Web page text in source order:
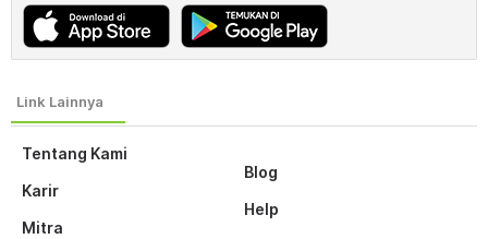
Tentang Kami
Karir
Mitra
Blog
Help